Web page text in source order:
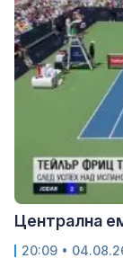
Централна
20:09 •